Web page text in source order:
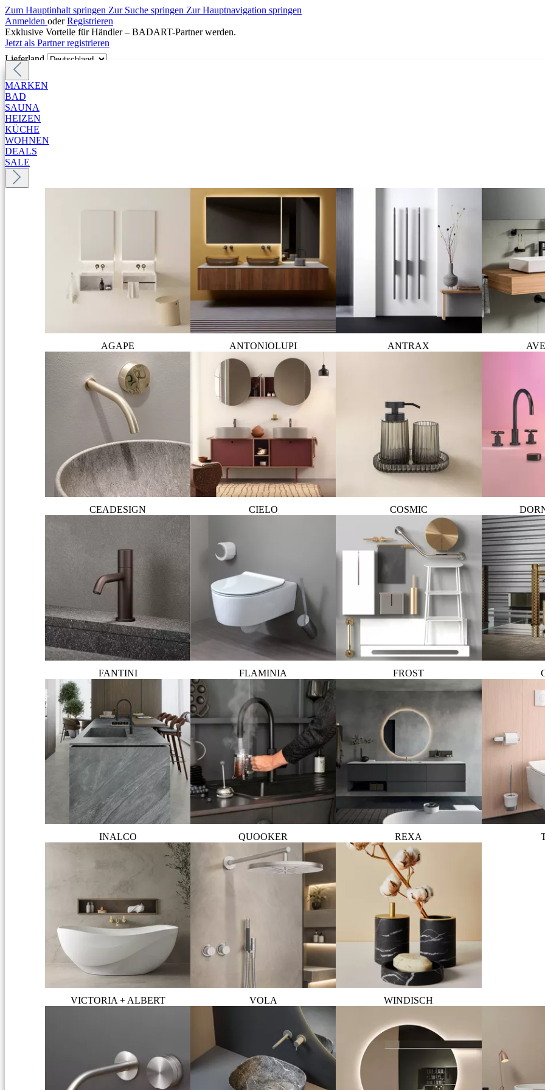
Zum Hauptinhalt springen Zur Suche springen Zur Hauptnavigation springen
Anmelden oder Registrieren
Exklusive Vorteile für Händler – BADART-Partner werden.
Jetzt als Partner registrieren
Lieferland
MARKEN
BAD
SAUNA
HEIZEN
KÜCHE
WOHNEN
DEALS
SALE
AGAPE ANTONIOLUPI ANTRAX
CEADESIGN CIELO COSMIC
FANTINI FLAMINIA FROST
INALCO QUOOKER REXA
VICTORIA + ALBERT VOLA WINDISCH